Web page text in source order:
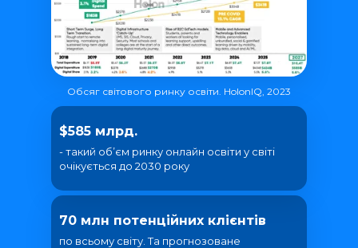
$585 млрд.
Обсяг світового ринку освіти. HolonIQ, 2023
- такий об’єм ринку онлайн освіти у світі
очікується до 2030 року
70 млн потенційних клієнтів
по всьому світу. Та прогнозоване